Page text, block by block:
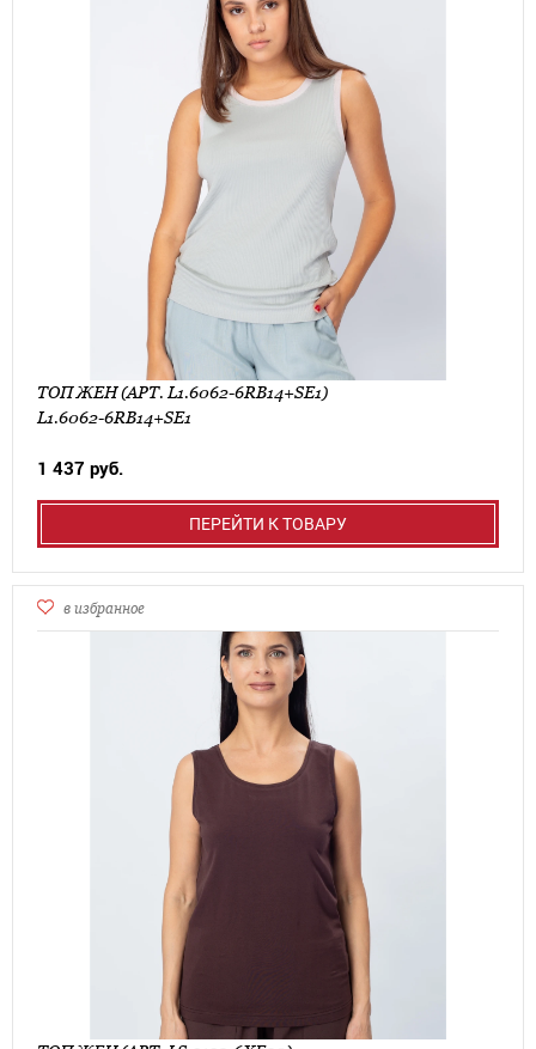
ТОП ЖЕН (АРТ. L1.6062-6RB14+SE1)
L1.6062-6RB14+SE1
1 437 руб.
ПЕРЕЙТИ К ТОВАРУ
в избранное